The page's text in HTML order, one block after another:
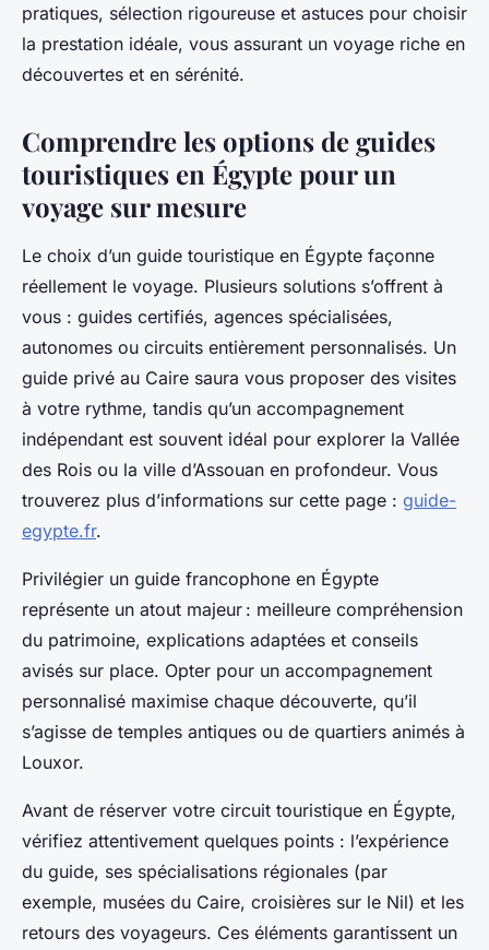
pratiques, sélection rigoureuse et astuces pour choisir
la prestation idéale, vous assurant un voyage riche en
découvertes et en sérénité.
Comprendre les options de guides
touristiques en Égypte pour un
voyage sur mesure
Le choix d’un guide touristique en Égypte façonne
réellement le voyage. Plusieurs solutions s’offrent à
vous : guides certifiés, agences spécialisées,
autonomes ou circuits entièrement personnalisés. Un
guide privé au Caire saura vous proposer des visites
à votre rythme, tandis qu’un accompagnement
indépendant est souvent idéal pour explorer la Vallée
des Rois ou la ville d’Assouan en profondeur. Vous
trouverez plus d’informations sur cette page : guide-
egypte.fr.
Privilégier un guide francophone en Égypte
représente un atout majeur : meilleure compréhension
du patrimoine, explications adaptées et conseils
avisés sur place. Opter pour un accompagnement
personnalisé maximise chaque découverte, qu’il
s’agisse de temples antiques ou de quartiers animés à
Louxor.
Avant de réserver votre circuit touristique en Égypte,
vérifiez attentivement quelques points : l’expérience
du guide, ses spécialisations régionales (par
exemple, musées du Caire, croisières sur le Nil) et les
retours des voyageurs. Ces éléments garantissent un